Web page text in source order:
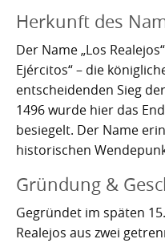
Das
Riesenkalmare in den
Icod
La
Guayota - Teide,
Magec - Sonne,
Chaxiraxi -
Achuguayo - Mond,
Wie Kastilien die
Die
Der
Piratenangriffe auf
Finca
Die
Zwischen
Die
Herkunft des
Der Name „Los
Ejércitos“ – die
entscheidenden Sieg
1496 wurde hier das
besiegelt. Der Name
historischen
Gründung &
Gegründet im späten
Realejos aus zwei